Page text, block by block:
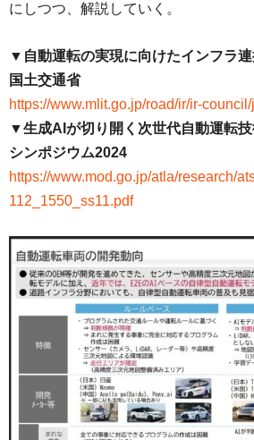
にしつつ、解説していく。
▼自動運転の実現に向けたインフラ連
国土交通省
https://www.mlit.go.jp/road/ir/ir-
▼生成AIが切り開く次世代自動運転
シンポジウム2024
https://www.mod.go.jp/atla/research/
112_1550_ss11.pdf